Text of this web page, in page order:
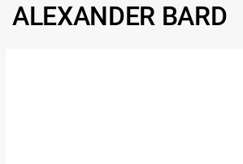
ALEXANDER BARD